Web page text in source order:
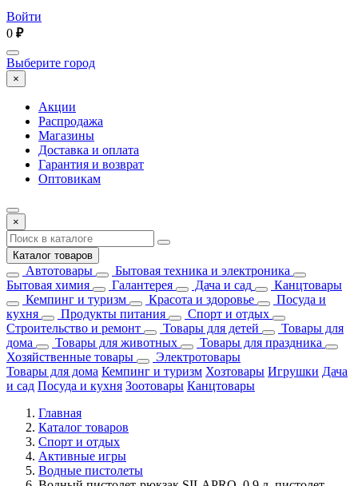
Войти
0 ₽
Выберите город
×
Акции
Распродажа
Магазины
Доставка и оплата
Гарантия и возврат
Оптовикам
×
Каталог товаров
Автотовары
Бытовая техника и электроника
Бытовая химия
Галантерея Дача и сад
Канцтовары
Кемпинг и туризм
Красота и здоровье
Посуда и
кухня
Продукты питания
Спорт и отдых
Строительство и ремонт
Товары для детей
Товары для
дома
Товары для животных
Товары для праздника
Хозяйственные товары
Электротовары
Товары для дома Кемпинг и туризм Хозтовары Игрушки Дача
и сад Посуда и кухня Зоотовары Канцтовары
Главная
Каталог товаров
Спорт и отдых
Активные игры
Водные пистолеты